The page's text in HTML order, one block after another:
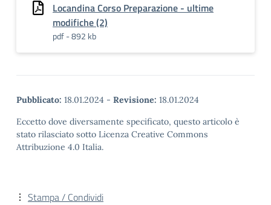
Locandina Corso Preparazione - ultime
modifiche (2)
pdf - 892 kb
Pubblicato: 18.01.2024 - Revisione: 18.01.2024
Eccetto dove diversamente specificato, questo articolo è
stato rilasciato sotto Licenza Creative Commons
Attribuzione 4.0 Italia.
Stampa / Condividi